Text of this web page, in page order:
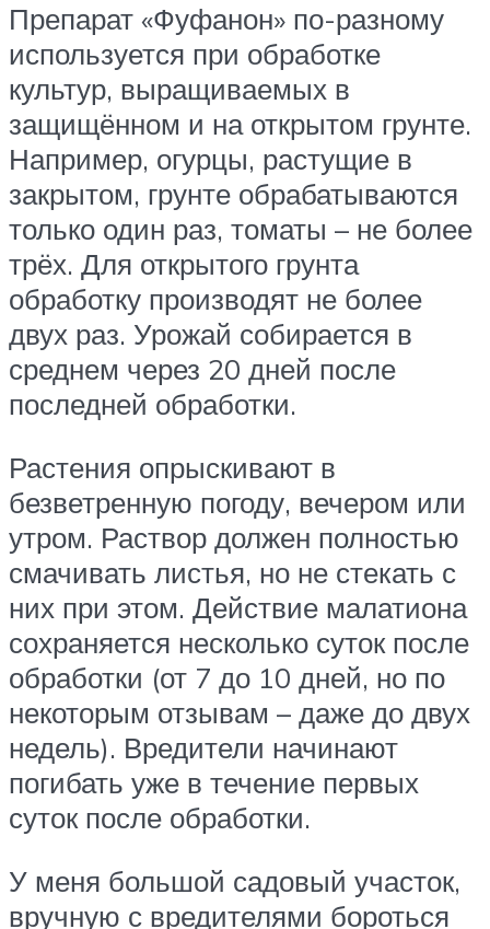
Препарат «Фуфанон» по-разному
используется при обработке
культур, выращиваемых в
защищённом и на открытом грунте.
Например, огурцы, растущие в
закрытом, грунте обрабатываются
только один раз, томаты – не более
трёх. Для открытого грунта
обработку производят не более
двух раз. Урожай собирается в
среднем через 20 дней после
последней обработки.
Растения опрыскивают в
безветренную погоду, вечером или
утром. Раствор должен полностью
смачивать листья, но не стекать с
них при этом. Действие малатиона
сохраняется несколько суток после
обработки (от 7 до 10 дней, но по
некоторым отзывам – даже до двух
недель). Вредители начинают
погибать уже в течение первых
суток после обработки.
У меня большой садовый участок,
вручную с вредителями бороться